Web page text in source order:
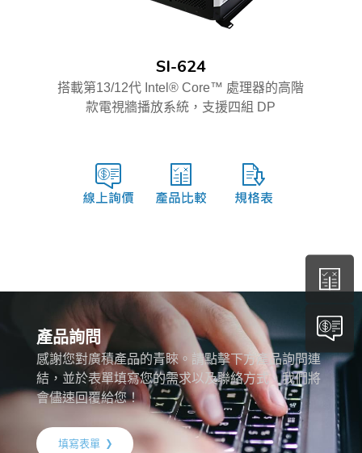
SI-624
搭載第13/12代 Intel® Core™ 處理器的高階
款電視牆播放系統，支援四組 DP
產品詢問
感謝您對廣積產品的青睞。請點擊下方產品詢問連
結，並於表單填寫您的需求以及聯絡方式，我們將
會儘速回覆給您！
填寫表單